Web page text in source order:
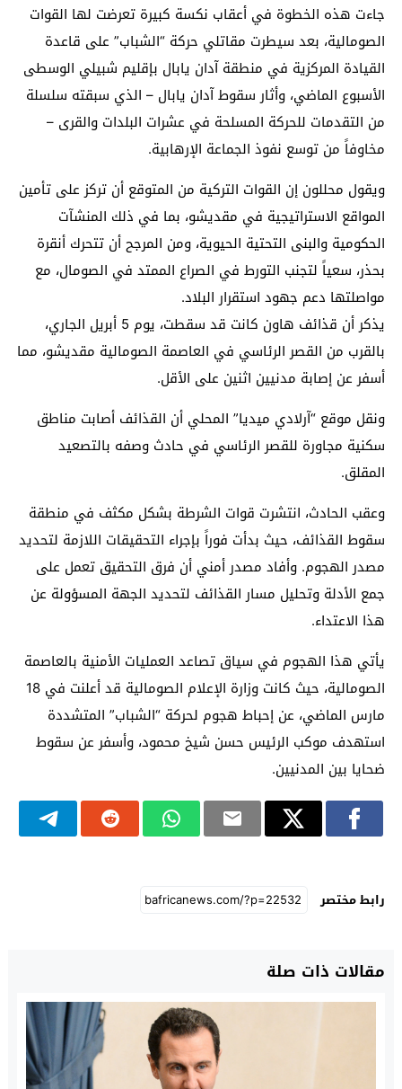
جاءت هذه الخطوة في أعقاب نكسة كبيرة تعرضت لها القوات
الصومالية، بعد سيطرت مقاتلي حركة “الشباب” على قاعدة
القيادة المركزية في منطقة آدان يابال بإقليم شبيلي الوسطى
الأسبوع الماضي، وأثار سقوط آدان يابال – الذي سبقته سلسلة
من التقدمات للحركة المسلحة في عشرات البلدات والقرى –
مخاوفاً من توسع نفوذ الجماعة الإرهابية.
ويقول محللون إن القوات التركية من المتوقع أن تركز على تأمين
المواقع الاستراتيجية في مقديشو، بما في ذلك المنشآت
الحكومية والبنى التحتية الحيوية، ومن المرجح أن تتحرك أنقرة
بحذر، سعياً لتجنب التورط في الصراع الممتد في الصومال، مع
مواصلتها دعم جهود استقرار البلاد.
يذكر أن قذائف هاون كانت قد سقطت، يوم 5 أبريل الجاري،
بالقرب من القصر الرئاسي في العاصمة الصومالية مقديشو، مما
أسفر عن إصابة مدنيين اثنين على الأقل.
ونقل موقع “آرلادي ميديا” المحلي أن القذائف أصابت مناطق
سكنية مجاورة للقصر الرئاسي في حادث وصفه بالتصعيد
المقلق.
وعقب الحادث، انتشرت قوات الشرطة بشكل مكثف في منطقة
سقوط القذائف، حيث بدأت فوراً بإجراء التحقيقات اللازمة لتحديد
مصدر الهجوم. وأفاد مصدر أمني أن فرق التحقيق تعمل على
جمع الأدلة وتحليل مسار القذائف لتحديد الجهة المسؤولة عن
هذا الاعتداء.
يأتي هذا الهجوم في سياق تصاعد العمليات الأمنية بالعاصمة
الصومالية، حيث كانت وزارة الإعلام الصومالية قد أعلنت في 18
مارس الماضي، عن إحباط هجوم لحركة “الشباب” المتشددة
استهدف موكب الرئيس حسن شيخ محمود، وأسفر عن سقوط
ضحايا بين المدنيين.
رابط مختصر
مقالات ذات صلة